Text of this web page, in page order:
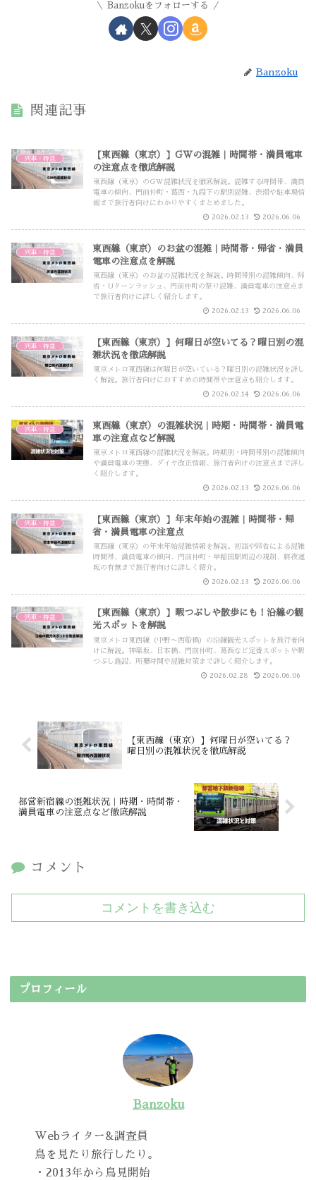
Banzokuをフォローする
Banzoku
関連記事
列車・特急
【東西線（東京）】GWの混雑｜時間帯・満員電車
の注意点を徹底解説
東西線（東京）のGW混雑状況を徹底解説。混雑する時間帯、満員
電車の傾向、門前仲町・葛西・九段下の駅別混雑、渋滞や駐車場情
報まで旅行者向けにわかりやすくまとめました。
2026.02.13 2026.06.06
列車・特急
東西線（東京）のお盆の混雑｜時間帯・帰省・満員
電車の注意点を解説
東西線（東京）のお盆の混雑状況を解説。時間帯別の混雑傾向、帰
省・Uターンラッシュ、門前仲町の祭り混雑、満員電車の注意点ま
で旅行者向けに詳しく紹介します。
2026.02.13 2026.06.06
列車・特急
【東西線（東京）】何曜日が空いてる？曜日別の混
雑状況を徹底解説
東京メトロ東西線は何曜日が空いている？曜日別の混雑状況を詳し
く解説。旅行者向けにおすすめの時間帯や注意点も紹介します。
2026.02.14 2026.06.06
列車・特急
東西線（東京）の混雑状況｜時期・時間帯・満員電
車の注意点など解説
東京メトロ東西線の混雑状況を解説。時期別・時間帯別の混雑傾向
や満員電車の実態、ダイヤ改正情報、旅行者向けの注意点まで詳し
く紹介します。
2026.02.13 2026.06.06
列車・特急
【東西線（東京）】年末年始の混雑｜時間帯・帰
省・満員電車の注意点
東西線（東京）の年末年始混雑情報を解説。初詣や帰省による混雑
時間帯、満員電車の傾向、門前仲町・早稲田駅周辺の規制、終夜運
転の有無まで旅行者向けに詳しく紹介。
2026.02.13 2026.06.06
列車・特急
【東西線（東京）】暇つぶしや散歩にも！沿線の観
光スポットを解説
東京メトロ東西線（中野〜西船橋）の沿線観光スポットを旅行者向
けに解説。神楽坂、日本橋、門前仲町、葛西など定番スポットや暇
つぶし施設、所要時間や混雑対策まで詳しく紹介します。
2026.02.28 2026.06.06
【東西線（東京）】何曜日が空いてる？
曜日別の混雑状況を徹底解説
都営新宿線の混雑状況｜時期・時間帯・
満員電車の注意点など徹底解説
コメント
コメントを書き込む
プロフィール
Banzoku
Webライター&調査員
鳥を見たり旅行したり。
・2013年から鳥見開始